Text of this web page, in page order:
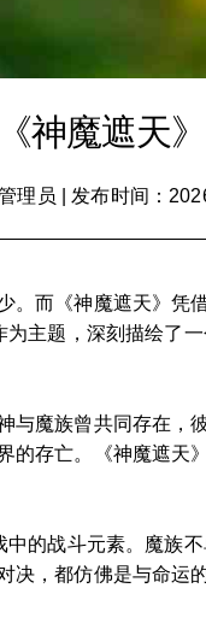
神魔遮天
理员 发布时间：
而《神魔遮天》凭
主题，深刻描绘了
魔族曾共同存在，
存亡。《神魔遮天
的战斗元素。魔族
，都仿佛是与命运